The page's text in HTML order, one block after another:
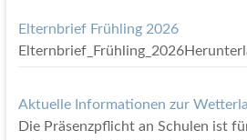
Elternbrief Frühling 2026
Aktuelle Informationen zur
Die Präsenzpflicht an Schulen ist